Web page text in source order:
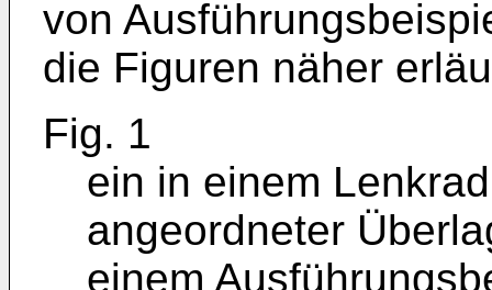
von
die Figuren näher
Fig. 1
ein in einem
angeordneter
einem